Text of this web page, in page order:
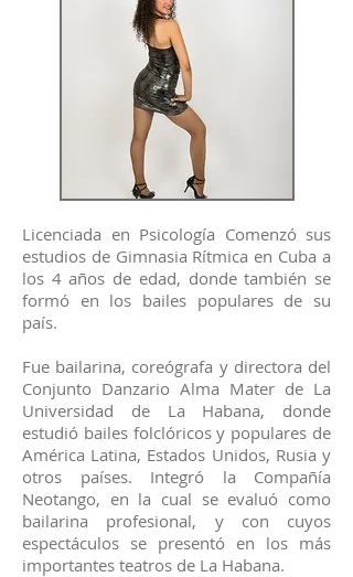
Licenciada en Psicología Comenzó sus
estudios de Gimnasia Rítmica en Cuba a
los 4 años de edad, donde también se
formó en los bailes populares de su
país.
Fue bailarina, coreógrafa y directora del
Conjunto Danzario Alma Mater de La
Universidad de La Habana, donde
estudió bailes folclóricos y populares de
América Latina, Estados Unidos, Rusia y
otros países. Integró la Compañía
Neotango, en la cual se evaluó como
bailarina profesional, y con cuyos
espectáculos se presentó en los más
importantes teatros de La Habana.